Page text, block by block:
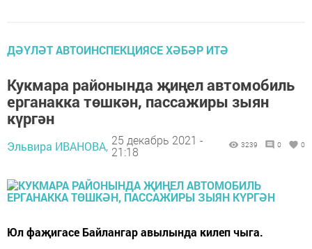
ДӘҮЛӘТ АВТОИНСПЕКЦИЯСЕ ХӘБӘР ИТӘ
Кукмара районында җиңел автомобиль
ерганакка төшкән, пассажиры зыян
күргән
Эльвира ИВАНОВА, 25 декабрь 2021 -
21:18
3239 0 0
Юл фаҗигасе Байлангар авылында килеп чыга.